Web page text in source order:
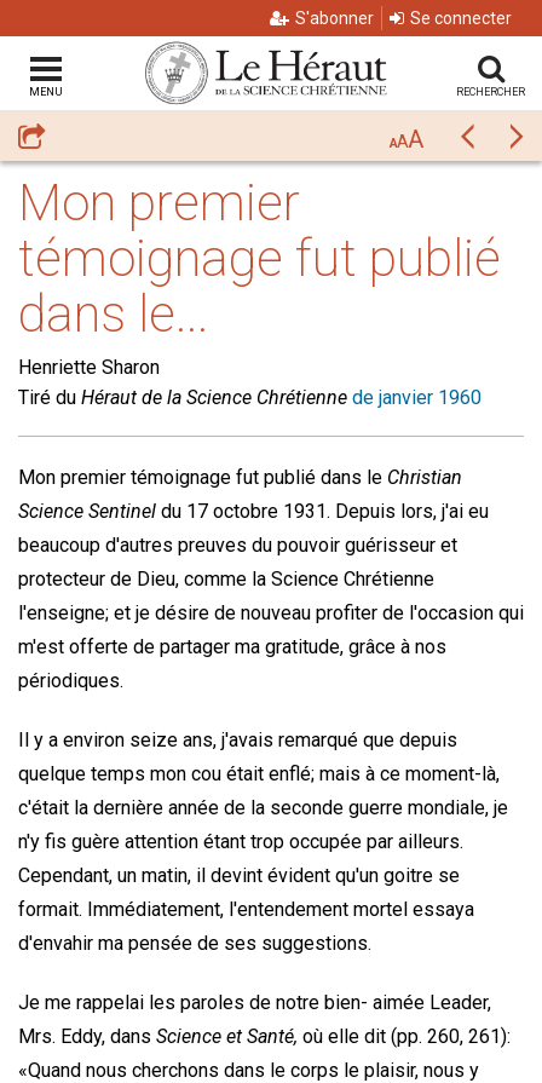
S'abonner Se connecter
MENU RECHERCHER
Partager AAA
Mon premier
témoignage fut publié
dans le...
Henriette Sharon
Tiré du Héraut de la Science Chrétienne de janvier 1960
Mon premier témoignage fut publié dans le Christian
Science Sentinel du 17 octobre 1931. Depuis lors, j'ai eu
beaucoup d'autres preuves du pouvoir guérisseur et
protecteur de Dieu, comme la Science Chrétienne
l'enseigne; et je désire de nouveau profiter de l'occasion qui
m'est offerte de partager ma gratitude, grâce à nos
périodiques.
Il y a environ seize ans, j'avais remarqué que depuis
quelque temps mon cou était enflé; mais à ce moment-là,
c'était la dernière année de la seconde guerre mondiale, je
n'y fis guère attention étant trop occupée par ailleurs.
Cependant, un matin, il devint évident qu'un goitre se
formait. Immédiatement, l'entendement mortel essaya
d'envahir ma pensée de ses suggestions.
Je me rappelai les paroles de notre bien- aimée Leader,
Mrs. Eddy, dans Science et Santé, où elle dit (pp. 260, 261):
«Quand nous cherchons dans le corps le plaisir, nous y